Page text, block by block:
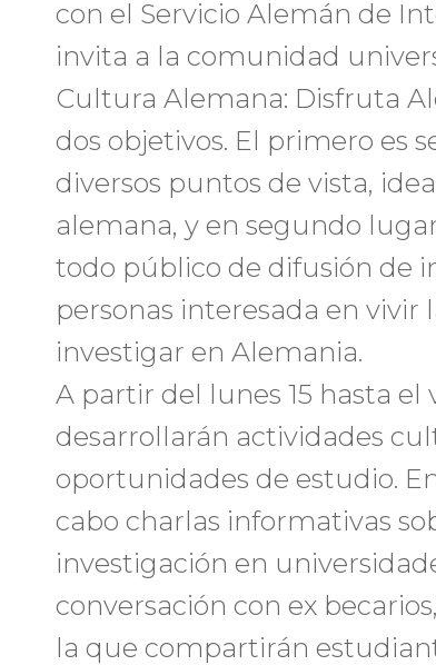
con el Servicio Alemán de
invita a la comunidad
Cultura Alemana: Disfruta
dos objetivos. El primero es
diversos puntos de vista,
alemana, y en segundo
todo público de difusión de
personas interesada en vivir
investigar en Alemania.
A partir del lunes 15 hasta el
desarrollarán actividades
oportunidades de estudio.
cabo charlas informativas
investigación en
conversación con ex
la que compartirán